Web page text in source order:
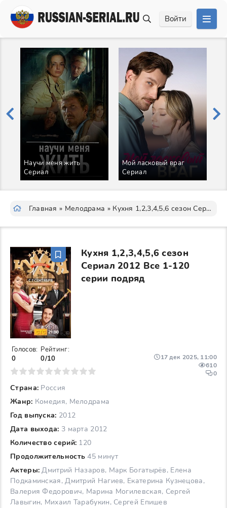
Войти
Научи меня жить
Сериал
Мой ласковый враг
Сериал
Главная » Мелодрама » Кухня 1,2,3,4,5,6 сезон Сериал
Кухня 1,2,3,4,5,6 сезон
Сериал 2012 Все 1-120
серии подряд
Страна: Россия
Жанр: Комедия, Мелодрама
Год выпуска: 2012
Дата выхода: 3 марта 2012
Количество серий: 120
Продолжительность 45 минут
Актеры: Дмитрий Назаров, Марк Богатырёв, Елена
Подкаминская, Дмитрий Нагиев, Екатерина Кузнецова,
Валерия Федорович, Марина Могилевская, Сергей
Лавыгин, Михаил Тарабукин, Сергей Епишев
17 дек 2025, 11:00
610
0
Голосов:
0
Рейтинг:
0/10
7 8 9 10